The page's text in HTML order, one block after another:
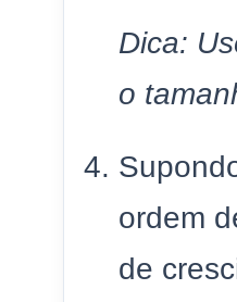
Dica:
o
ordem
de